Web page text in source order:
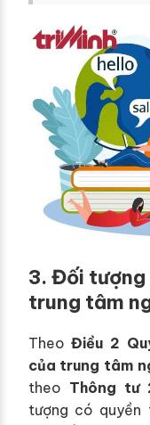
3. Đối
trung tâm
TheoĐiều 2
của trung tâm
theo Thông tư
tượng có quyền